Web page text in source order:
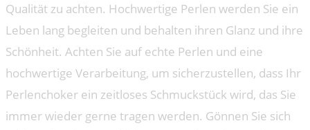
Qualität zu achten. Hochwertige Perlen werden Sie ein
Leben lang begleiten und behalten ihren Glanz und ihre
Schönheit. Achten Sie auf echte Perlen und eine
hochwertige Verarbeitung, um sicherzustellen, dass Ihr
Perlenchoker ein zeitloses Schmuckstück wird, das Sie
immer wieder gerne tragen werden. Gönnen Sie sich